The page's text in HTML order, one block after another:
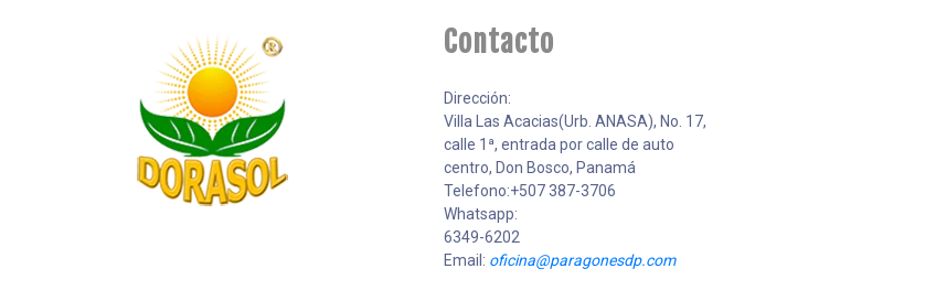
Contacto
Dirección:
Villa Las Acacias(Urb. ANASA), No. 17,
calle 1ª, entrada por calle de auto
centro, Don Bosco, Panamá
Telefono:+507 387-3706
Whatsapp:
6349-6202
Email: oficina@paragonesdp.com